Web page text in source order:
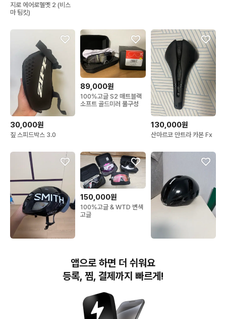
지로 에어로헬멧 2 (비스
마 팀킷)
30,000원
짚 스피드박스 3.0
89,000원
100%고글 S2 매트블랙
소프트 골드미러 풀구성
130,000원
산마르코 만트라 카본 Fx
스미스 이그나이트 에어로
로드 자전거 헬멧 라지 사
150,000원
100%고글 & WTD 변색
고글
카스크 유토피아 헬멧 M
사이즈
앱으로 하면 더 쉬워요
등록, 찜, 결제까지 빠르게!